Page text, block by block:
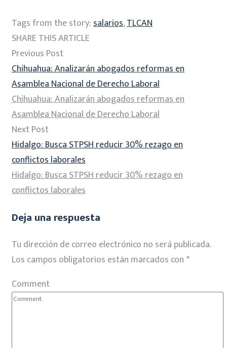
Tags from the story:salarios,TLCAN
SHARE THIS ARTICLE
Previous Post
Chihuahua: Analizarán abogados reformas en
Asamblea Nacional de Derecho Laboral
Chihuahua: Analizarán abogados reformas en
Asamblea Nacional de Derecho Laboral
Next Post
Hidalgo: Busca STPSH reducir 30% rezago en
conflictos laborales
Hidalgo: Busca STPSH reducir 30% rezago en
conflictos laborales
Deja una respuesta
Tu dirección de correo electrónico no será publicada.
Los campos obligatorios están marcados con *
Comment